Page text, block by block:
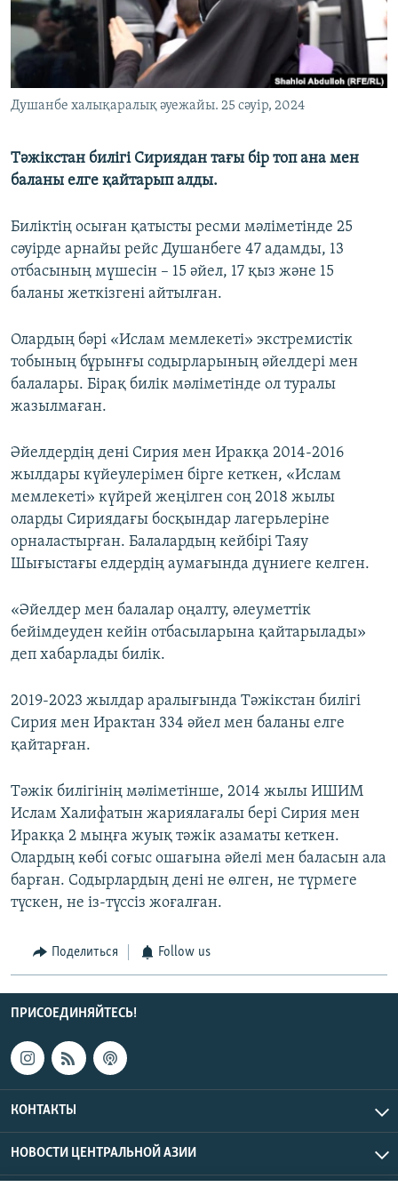
Душанбе халықаралық әуежайы. 25 сәуір, 2024
Тәжікстан билігі Сириядан тағы бір топ ана мен
баланы елге қайтарып алды.
Биліктің осыған қатысты ресми мәліметінде 25
сәуірде арнайы рейс Душанбеге 47 адамды, 13
отбасының мүшесін – 15 әйел, 17 қыз және 15
баланы жеткізгені айтылған.
Олардың бәрі «Ислам мемлекеті» экстремистік
тобының бұрынғы содырларының әйелдері мен
балалары. Бірақ билік мәліметінде ол туралы
жазылмаған.
Әйелдердің дені Сирия мен Иракқа 2014-2016
жылдары күйеулерімен бірге кеткен, «Ислам
мемлекеті» күйрей жеңілген соң 2018 жылы
оларды Сириядағы босқындар лагерьлеріне
орналастырған. Балалардың кейбірі Таяу
Шығыстағы елдердің аумағында дүниеге келген.
«Әйелдер мен балалар оңалту, әлеуметтік
бейімдеуден кейін отбасыларына қайтарылады»
деп хабарлады билік.
2019-2023 жылдар аралығында Тәжікстан билігі
Сирия мен Ирактан 334 әйел мен баланы елге
қайтарған.
Тәжік билігінің мәліметінше, 2014 жылы ИШИМ
Ислам Халифатын жариялағалы бері Сирия мен
Иракқа 2 мыңға жуық тәжік азаматы кеткен.
Олардың көбі соғыс ошағына әйелі мен баласын ала
барған. Содырлардың дені не өлген, не түрмеге
түскен, не із-түссіз жоғалған.
Поделиться Follow us
ПРИСОЕДИНЯЙТЕСЬ!
КОНТАКТЫ
НОВОСТИ ЦЕНТРАЛЬНОЙ АЗИИ